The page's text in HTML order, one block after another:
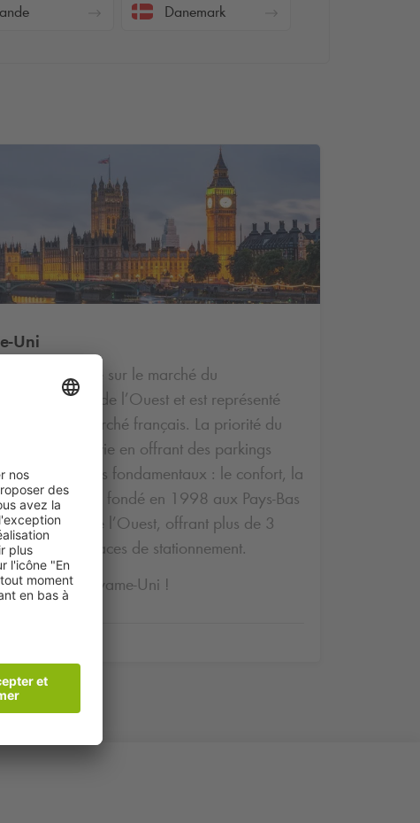
Danemark
Uni
position forte sur le marché du
d’Europe de l’Ouest et est représenté
sur le marché français. La priorité du
la qualité de vie en offrant des parkings
trois principes fondamentaux : le confort, la
groupeQ-Park
fondé en 1998 aux Pays-Bas
en Europe de l’Ouest, offrant plus de 3
640 000 places de stationnement.
Q-Parkau Royame-Uni !